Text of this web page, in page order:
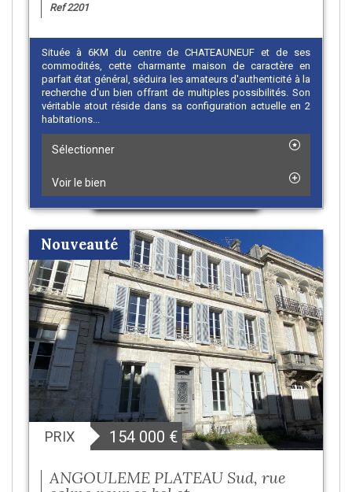
Ref 2201
Située à 6KM du centre de CHATEAUNEUF et de ses
commodités, cette charmante maison de caractère en
parfait état général, séduira les amateurs d'authenticité à la
recherche d'un bien offrant de multiples possibilités. Son
véritable atout réside dans sa configuration actuelle en 2
habitations...
Sélectionner
Voir le bien
Nouveauté
PRIX 154 000 €
ANGOULEME PLATEAU Sud, rue